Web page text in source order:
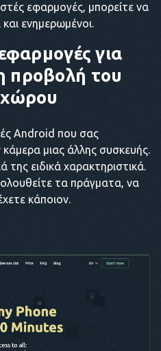
εφαρμογές, μπορείτε να
ενημερωμένοι.
για
προβολή του
χώρου
Android που σας
μιας άλλης συσκευής.
της ειδικά χαρακτηριστικά.
τα πράγματα, να
κάποιον.